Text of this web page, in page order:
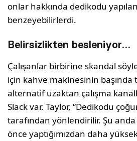
onlar hakkında dedikodu
benzeyebilirlerdi.
Belirsizlikten besleniyor…
Çalışanlar birbirine skandal
için kahve makinesinin başında
alternatif uzaktan çalışma
Slack var. Taylor, “Dedikodu
tarafından yönlendirilir. Şu anda
önce yaptığımızdan daha